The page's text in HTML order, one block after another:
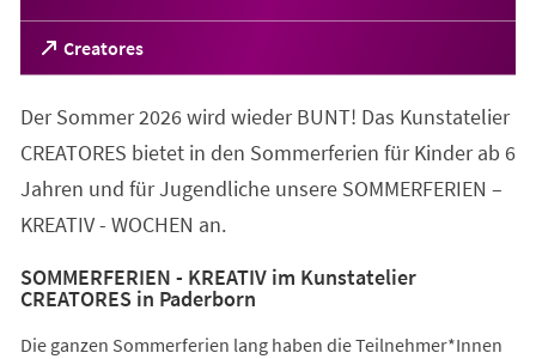
Creatores
(Öffnet
in
neuen
Tab)
Der Sommer 2026 wird wieder BUNT! Das Kunstatelier
CREATORES bietet in den Sommerferien für Kinder ab 6
Jahren und für Jugendliche unsere SOMMERFERIEN –
KREATIV - WOCHEN an.
SOMMERFERIEN - KREATIV im Kunstatelier
CREATORES in Paderborn
Die ganzen Sommerferien lang haben die Teilnehmer*Innen